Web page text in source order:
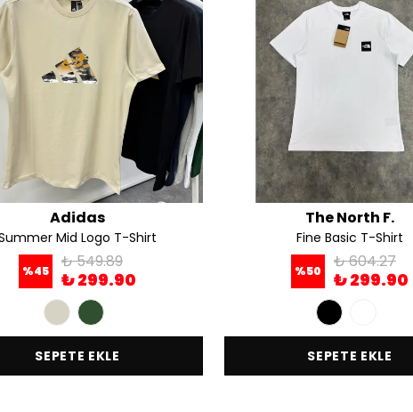
Adidas
Mid Logo T-Shirt
%45 ₺ 549.89
₺ 299.90
SEPETE EKLE
The North F.
Fine Basic T-Shirt
%50 ₺ 604.27
₺ 299.90
SEPETE EKLE